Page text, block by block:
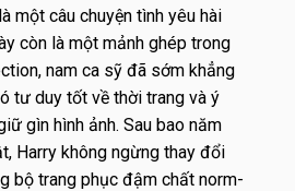
một câu chuyện tình yêu hài
còn là một mảnh ghép trong
nam ca sỹ đã sớm khẳng
tư duy tốt về thời trang và ý
gìn hình ảnh. Sau bao năm
Harry không ngừng thay đổi
bộ trang phục đậm chất norm-